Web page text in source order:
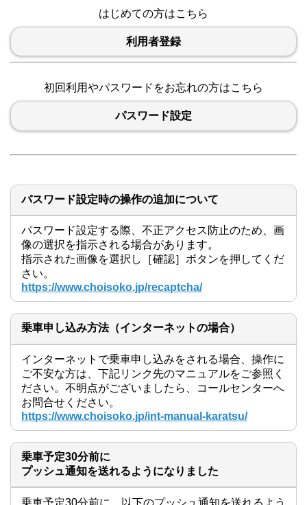
はじめての方はこちら
利用者登録
初回利用やパスワードをお忘れの方はこちら
パスワード設定
パスワード設定時の操作の追加について
パスワード設定する際、不正アクセス防止のため、画
像の選択を指示される場合があります。
指示された画像を選択し［確認］ボタンを押してくだ
さい。
https://www.choisoko.jp/recaptcha/
乗車申し込み方法（インターネットの場合）
インターネットで乗車申し込みをされる場合、操作に
ご不安な方は、下記リンク先のマニュアルをご参照く
ださい。不明点がございましたら、コールセンターへ
お問合せください。
https://www.choisoko.jp/int-manual-karatsu/
乗車予定30分前に
プッシュ通知を送れるようになりました
乗車予定30分前に、以下のプッシュ通知を送れるよう